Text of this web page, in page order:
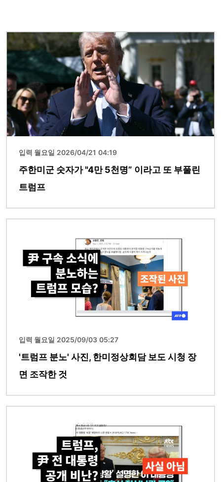
이미지
입력 월요일 2026/04/21 04:19
주한미군 숫자가 "4만 5천명” 이라고 또 부풀린
트럼프
입력 월요일 2025/09/03 05:27
'트럼프 분노' 사진, 한미정상회담 보도 시청 장
면 조작한 것